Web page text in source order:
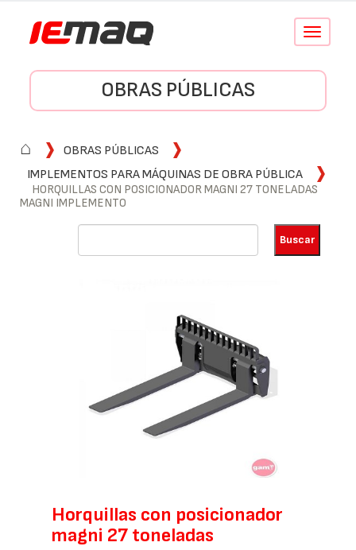
Conmutar
OBRAS PÚBLICAS
⌂
OBRAS PÚBLICAS
IMPLEMENTOS PARA MÁQUINAS DE OBRA PÚBLICA
HORQUILLAS CON POSICIONADOR MAGNI 27 TONELADAS
MAGNI IMPLEMENTO
Horquillas con posicionador
magni 27 toneladas